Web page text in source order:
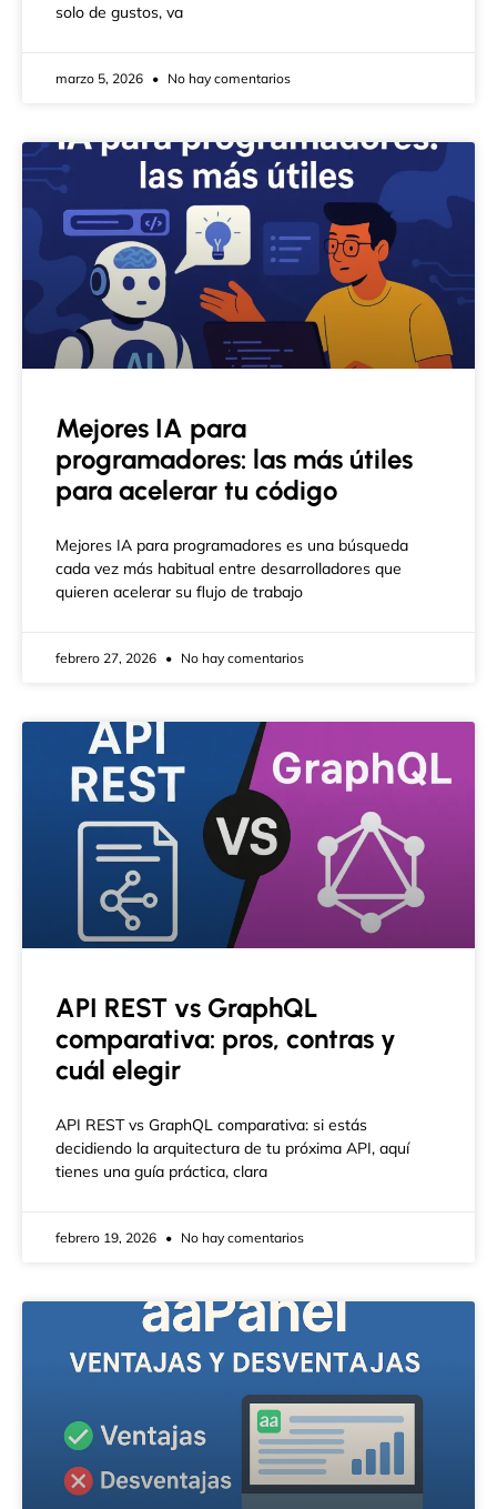
solo de gustos, va
marzo 5, 2026 No hay comentarios
Mejores IA para
programadores: las más útiles
para acelerar tu código
Mejores IA para programadores es una búsqueda
cada vez más habitual entre desarrolladores que
quieren acelerar su flujo de trabajo
febrero 27, 2026 No hay comentarios
API REST vs GraphQL
comparativa: pros, contras y
cuál elegir
API REST vs GraphQL comparativa: si estás
decidiendo la arquitectura de tu próxima API, aquí
tienes una guía práctica, clara
febrero 19, 2026 No hay comentarios